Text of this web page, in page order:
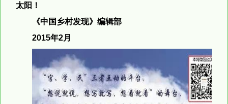
太阳！
《中国乡村发现》编辑部
2015年2月